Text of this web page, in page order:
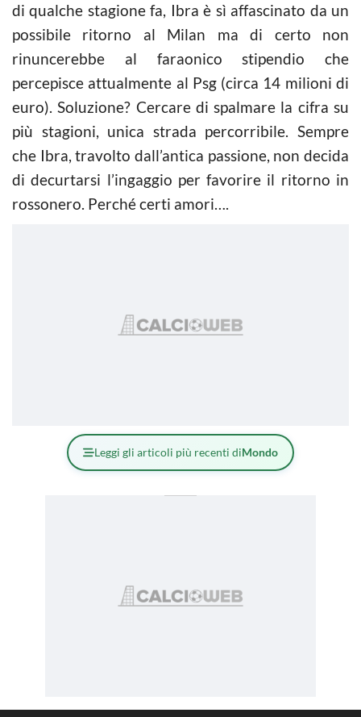
di qualche stagione fa, Ibra è sì affascinato da un
possibile ritorno al Milan ma di certo non
rinuncerebbe al faraonico stipendio che
percepisce attualmente al Psg (circa 14 milioni di
euro). Soluzione? Cercare di spalmare la cifra su
più stagioni, unica strada percorribile. Sempre
che Ibra, travolto dall’antica passione, non decida
di decurtarsi l’ingaggio per favorire il ritorno in
rossonero. Perché certi amori….
Leggi gli articoli più recenti diMondo